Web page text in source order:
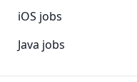
iOS jobs
Java jobs